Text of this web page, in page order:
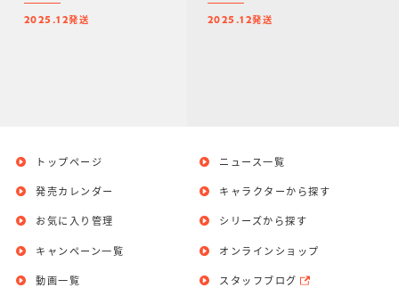
【2025年12月発送・
クリスマス予約】
2025.12発送
送・クリスマス予約】
2025.12発送
トップページ
発売カレンダー
お気に入り管理
ニュース一覧
キャラクターから探す
シリーズから探す
キャンペーン一覧
動画一覧
オンラインショップ
スタッフブログ